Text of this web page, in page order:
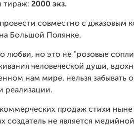
тираж: 2000 экз.
совместно с джазовым
на Большой Полянке.
любви, но это не "розовые
человеческой души,
нам мире, нельзя забывать
реализации.
продаж стихи ныне
создатель не является